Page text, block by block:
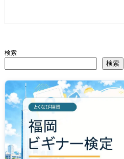
検索
検索